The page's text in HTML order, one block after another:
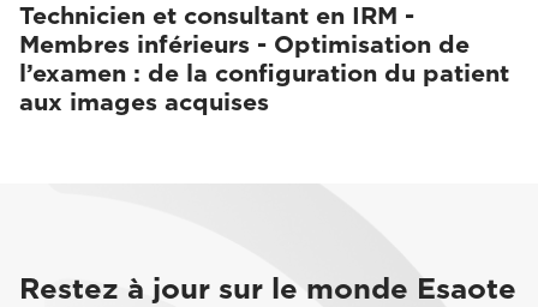
Technicien et consultant en IRM -
Membres inférieurs - Optimisation de
l’examen : de la configuration du patient
aux images acquises
Restez à jour sur le monde Esaote